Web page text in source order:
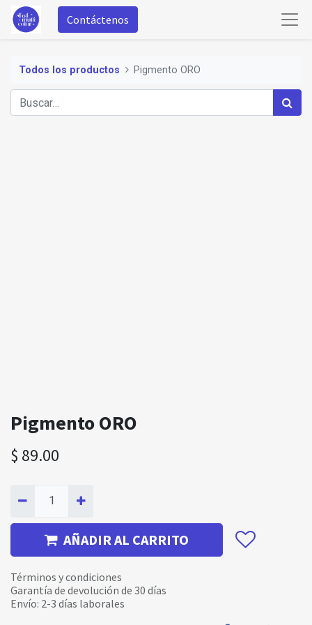
Contáctenos
Todos los productos Pigmento ORO
Pigmento ORO
$ 89.00
AÑADIR AL CARRITO
Términos y condiciones
Garantía de devolución de 30 días
Envío: 2-3 días laborales